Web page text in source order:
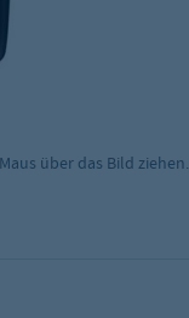
über das Bild ziehen.